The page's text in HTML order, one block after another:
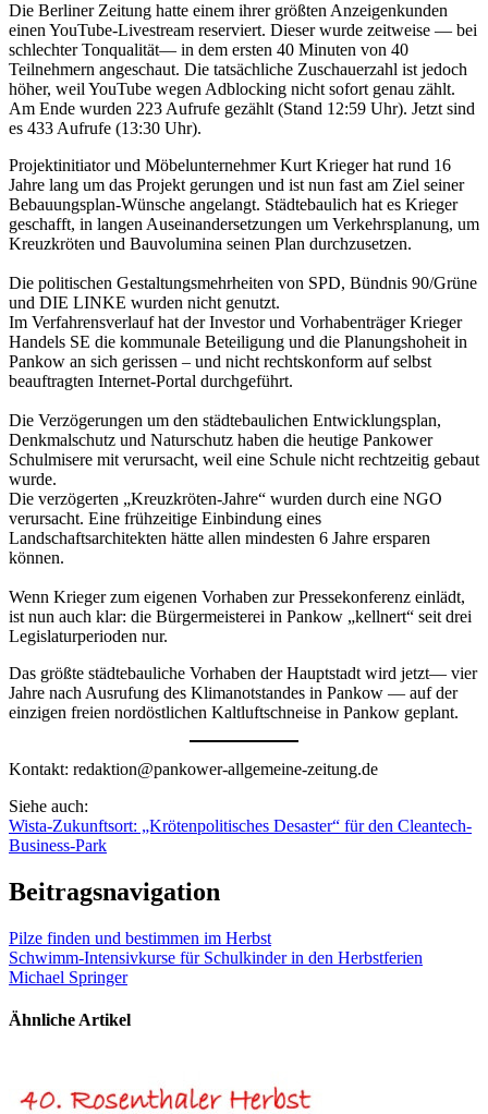
Die Berliner Zeitung hatte einem ihrer größten Anzeigenkunden
einen YouTube-Livestream reserviert. Dieser wurde zeitweise — bei
schlechter Tonqualität— in dem ersten 40 Minuten von 40
Teilnehmern angeschaut. Die tatsächliche Zuschauerzahl ist jedoch
höher, weil YouTube wegen Adblocking nicht sofort genau zählt.
Am Ende wurden 223 Aufrufe gezählt (Stand 12:59 Uhr). Jetzt sind
es 433 Aufrufe (13:30 Uhr).
Projektinitiator und Möbelunternehmer Kurt Krieger hat rund 16
Jahre lang um das Projekt gerungen und ist nun fast am Ziel seiner
Bebauungsplan-Wünsche angelangt. Städtebaulich hat es Krieger
geschafft, in langen Auseinandersetzungen um Verkehrsplanung, um
Kreuzkröten und Bauvolumina seinen Plan durchzusetzen.
Die politischen Gestaltungsmehrheiten von SPD, Bündnis 90/Grüne
und DIE LINKE wurden nicht genutzt.
Im Verfahrensverlauf hat der Investor und Vorhabenträger Krieger
Handels SE die kommunale Beteiligung und die Planungshoheit in
Pankow an sich gerissen – und nicht rechtskonform auf selbst
beauftragten Internet-Portal durchgeführt.
Die Verzögerungen um den städtebaulichen Entwicklungsplan,
Denkmalschutz und Naturschutz haben die heutige Pankower
Schulmisere mit verursacht, weil eine Schule nicht rechtzeitig gebaut
wurde.
Die verzögerten „Kreuzkröten-Jahre“ wurden durch eine NGO
verursacht. Eine frühzeitige Einbindung eines
Landschaftsarchitekten hätte allen mindesten 6 Jahre ersparen
können.
Wenn Krieger zum eigenen Vorhaben zur Pressekonferenz einlädt,
ist nun auch klar: die Bürgermeisterei in Pankow „kellnert“ seit drei
Legislaturperioden nur.
Das größte städtebauliche Vorhaben der Hauptstadt wird jetzt— vier
Jahre nach Ausrufung des Klimanotstandes in Pankow — auf der
einzigen freien nordöstlichen Kaltluftschneise in Pankow geplant.
Kontakt: redaktion@pankower-allgemeine-zeitung.de
Siehe auch:
Wista-Zukunftsort: „Krötenpolitisches Desaster“ für den Cleantech-
Business-Park
Beitragsnavigation
Pilze finden und bestimmen im Herbst
Schwimm-Intensivkurse für Schulkinder in den Herbstferien
Michael Springer
Ähnliche Artikel